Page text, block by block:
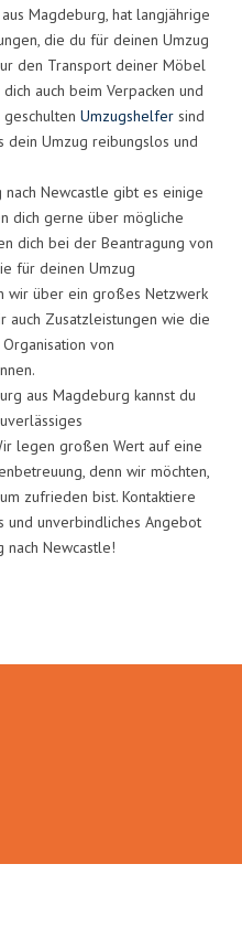
Magdeburg, hat langjährige
die du für deinen Umzug
den Transport deiner Möbel
auch beim Verpacken und
Umzugshelfer sind
dein Umzug reibungslos und
Newcastle gibt es einige
dich gerne über mögliche
dich bei der Beantragung von
für deinen Umzug
wir über ein großes Netzwerk
auch Zusatzleistungen wie die
von
aus Magdeburg kannst du
legen großen Wert auf eine
denn wir möchten,
zufrieden bist. Kontaktiere
und unverbindliches Angebot
Newcastle!